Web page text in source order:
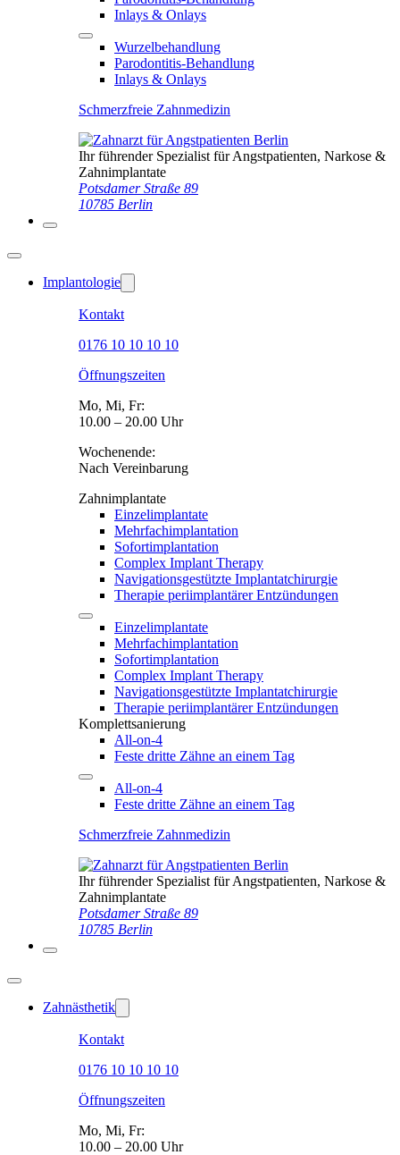
Inlays & Onlays
Wurzelbehandlung
Parodontitis-Behandlung
Inlays & Onlays
Schmerzfreie Zahnmedizin
Ihr führender Spezialist für Angstpatienten, Narkose &
Zahnimplantate
Potsdamer Straße 89
10785 Berlin
Implantologie
Kontakt
0176 10 10 10 10
Öffnungszeiten
Mo, Mi, Fr:
10.00 – 20.00 Uhr
Wochenende:
Nach Vereinbarung
Zahnimplantate
Einzelimplantate
Mehrfachimplantation
Sofortimplantation
Complex Implant Therapy
Navigationsgestützte Implantatchirurgie
Therapie periimplantärer Entzündungen
Einzelimplantate
Mehrfachimplantation
Sofortimplantation
Complex Implant Therapy
Navigationsgestützte Implantatchirurgie
Therapie periimplantärer Entzündungen
Komplettsanierung
All-on-4
Feste dritte Zähne an einem Tag
All-on-4
Feste dritte Zähne an einem Tag
Schmerzfreie Zahnmedizin
Ihr führender Spezialist für Angstpatienten, Narkose &
Zahnimplantate
Potsdamer Straße 89
10785 Berlin
Zahnästhetik
Kontakt
0176 10 10 10 10
Öffnungszeiten
Mo, Mi, Fr:
10.00 – 20.00 Uhr